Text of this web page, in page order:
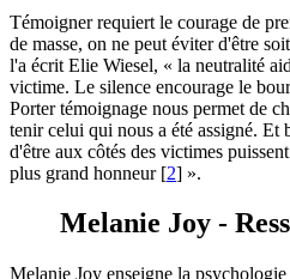
Témoigner requiert le courage de
de masse, on ne peut éviter d'être
l'a écrit Elie Wiesel, « la neutralité
victime. Le silence encourage le
Porter témoignage nous permet de
tenir celui qui nous a été assigné. Et
d'être aux côtés des victimes
plus grand honneur[2] ».
Melanie Joy -
Melanie Joy enseigne la